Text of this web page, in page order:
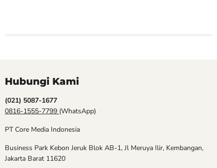
Hubungi Kami
(021) 5087-1677
0816-1555-7799 (WhatsApp)
PT Core Media Indonesia
Business Park Kebon Jeruk Blok AB-1, Jl Meruya Ilir, Kembangan,
Jakarta Barat 11620